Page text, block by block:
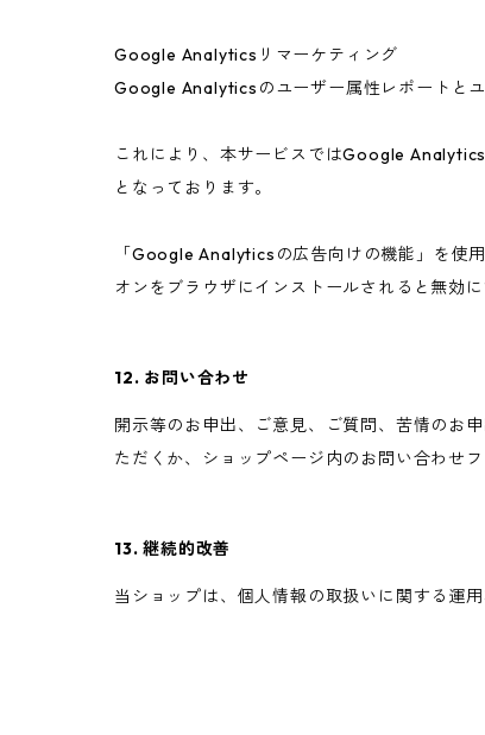
Google Analyticsリマーケティング
Google Analyticsのユーザー属性レポートと
これにより、本サービスではGoogle
となっております。
「Google Analyticsの広告向けの機能」を使
オンをブラウザにインストールされると無効に
12. お問い合わせ
開示等のお申出、ご意見、ご質問、苦情のお
ただくか、ショップページ内のお問い合わせ
13. 継続的改善
当ショップは、個人情報の取扱いに関する運